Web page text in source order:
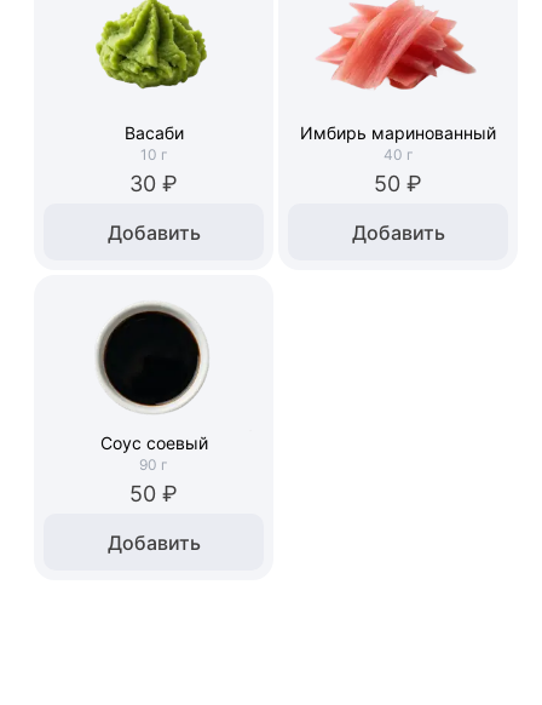
Васаби
10 г
30 ₽
Добавить
Имбирь маринованный
40 г
50 ₽
Добавить
Соус соевый
90 г
50 ₽
Добавить